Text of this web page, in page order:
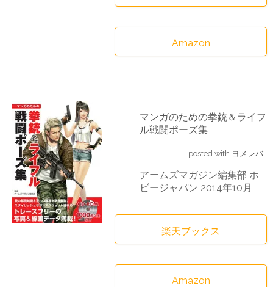
Amazon
マンガのための拳銃＆ライフ
ル戦闘ポーズ集
posted with ヨメレバ
アームズマガジン編集部 ホ
ビージャパン 2014年10月
楽天ブックス
Amazon